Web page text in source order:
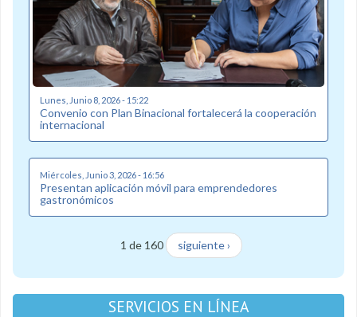
Lunes, Junio 8, 2026 - 15:22
Convenio con Plan Binacional fortalecerá la cooperación
internacional
Miércoles, Junio 3, 2026 - 16:56
Presentan aplicación móvil para emprendedores
gastronómicos
1 de 160 siguiente ›
SERVICIOS EN LÍNEA